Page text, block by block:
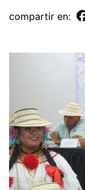
compartir en: